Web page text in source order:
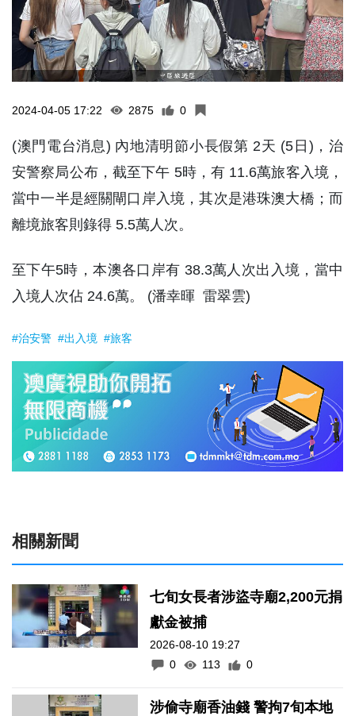
2024-04-05 17:22 2875 0
(澳門電台消息) 內地清明節小長假第 2天 (5日)，治
安警察局公布，截至下午 5時，有 11.6萬旅客入境，
當中一半是經關閘口岸入境，其次是港珠澳大橋；而
離境旅客則錄得 5.5萬人次。
至下午5時，本澳各口岸有 38.3萬人次出入境，當中
入境人次佔 24.6萬。 (潘幸暉 雷翠雲)
#治安警 #出入境 #旅客
相關新聞
七旬女長者涉盜寺廟2,200元捐
獻金被捕
2026-08-10 19:27
0
113 0
涉偷寺廟香油錢 警拘7旬本地